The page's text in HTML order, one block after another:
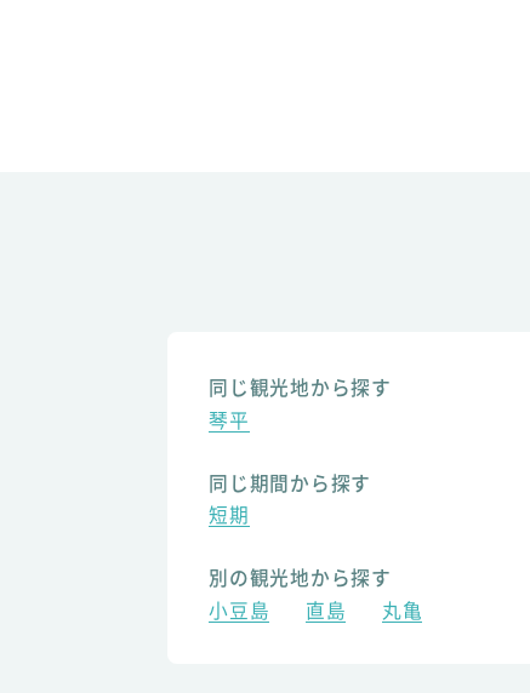
同じ観光地から探す
琴平
同じ期間から探す
短期
別の観光地から探す
小豆島
直島 丸亀